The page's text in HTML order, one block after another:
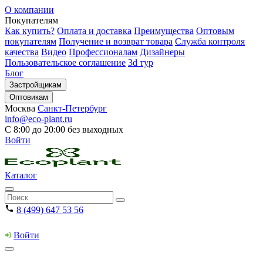
О компании
Покупателям
Как купить? Оплата и доставка Преимущества Оптовым
покупателям Получение и возврат товара Служба контроля
качества Видео Профессионалам Дизайнеры
Пользовательское соглашение 3d тур
Блог
Застройщикам
Оптовикам
Москва Санкт-Петербург
info@eco-plant.ru
С 8:00 до 20:00 без выходных
Войти
Каталог
8 (499) 647 53 56
Войти